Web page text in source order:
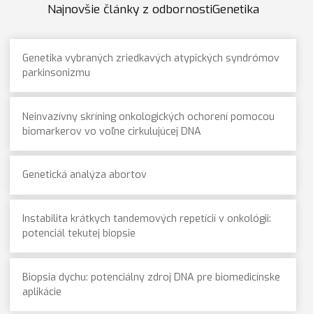
Najnovšie články z odbornostiGenetika
Genetika vybraných zriedkavých atypických syndrómov
parkinsonizmu
Neinvazívny skríning onkologických ochorení pomocou
biomarkerov vo voľne cirkulujúcej DNA
Genetická analýza abortov
Instabilita krátkych tandemových repetícií v onkológii:
potenciál tekutej biopsie
Biopsia dychu: potenciálny zdroj DNA pre biomedicínske
aplikácie